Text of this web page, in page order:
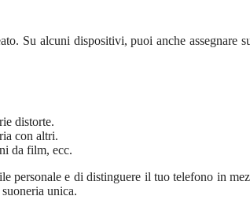
Su alcuni dispositivi, puoi anche assegnare
distorte.
con altri.
da film, ecc.
personale e di distinguere il tuo telefono in
unica.